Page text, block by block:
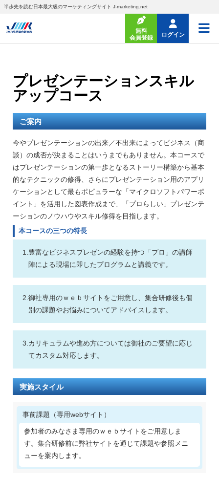
半歩先を読む日本最大級のマーケティングサイト J-marketing.net
無料
会員登録
ログイン
プレゼンテーションスキル
アップコース
ご案内
今やプレゼンテーションの出来／不出来によってビジネス（商
談）の成否が決まることはいうまでもありません。本コースで
はプレゼンテーションの第一歩となるストーリー構築から基本
的なテクニックの修得、さらにプレゼンテーション用のアプリ
ケーションとして最もポピュラーな「マイクロソフトパワーポ
イント」を活用した図表作成まで、「プロらしい」プレゼンテ
ーションのノウハウやスキル修得を目指します。
本コースの三つの特長
1. 豊富なビジネスプレゼンの経験を持つ「プロ」の講師
陣による現場に即したプログラムと講義です。
2.御社専用のｗｅｂサイトをご用意し、集合研修後も個
別の課題やお悩みについてアドバイスします。
3. カリキュラムや進め方については御社のご要望に応じ
てカスタム対応します。
実施スタイル
事前課題（専用webサイト）
参加者のみなさま専用のｗｅｂサイトをご用意しま
す。集合研修前に弊社サイトを通じて課題や参照メニ
ューを案内します。